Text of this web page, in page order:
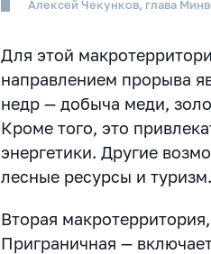
Алексей Чекунков, глава
Для этой
направлением прорыва
недр — добыча меди,
Кроме того, это
энергетики. Другие
лесные ресурсы и туризм.
Вторая
Приграничная —